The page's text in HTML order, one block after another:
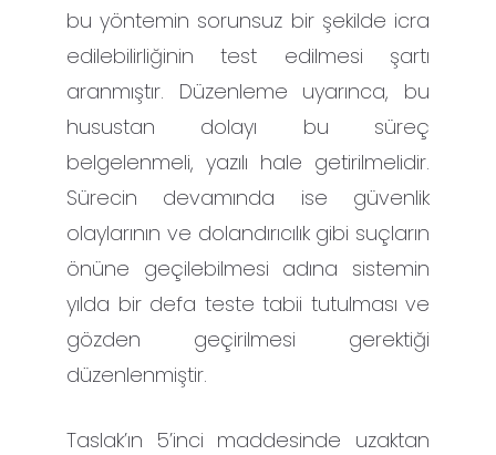
bu yöntemin sorunsuz bir şekilde icra
edilebilirliğinin test edilmesi şartı
aranmıştır. Düzenleme uyarınca, bu
husustan dolayı bu süreç
belgelenmeli, yazılı hale getirilmelidir.
Sürecin devamında ise güvenlik
olaylarının ve dolandırıcılık gibi suçların
önüne geçilebilmesi adına sistemin
yılda bir defa teste tabii tutulması ve
gözden geçirilmesi gerektiği
düzenlenmiştir.
Taslak’ın 5’inci maddesinde uzaktan